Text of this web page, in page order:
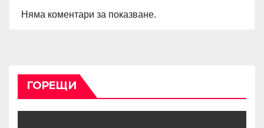
Няма коментари за показване.
ГОРЕЩИ